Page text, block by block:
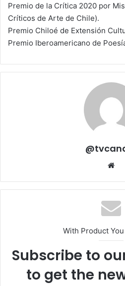
Premio de la Crítica 2020 por
Críticos de Arte de Chile).
Premio Chiloé de Extensión
Premio Iberoamericano de
With Product
Subscribe to
to get the